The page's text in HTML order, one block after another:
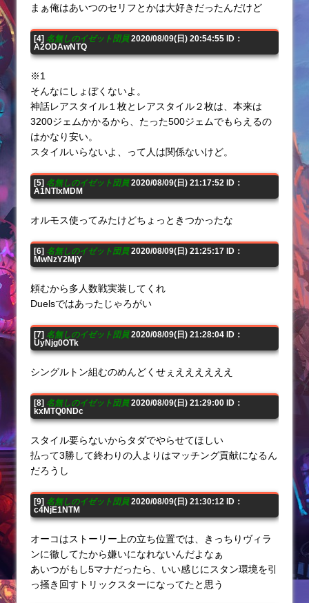
まぁ俺はあいつのセリフとかは大好きだったんだけど
[4] 名無しのイゼット団員2020/08/09(日) 20:54:55 ID：
A2ODAwNTQ
※1
そんなにしょぼくないよ。
神話レアスタイル１枚とレアスタイル２枚は、本来は
3200ジェムかかるから、たった500ジェムでもらえるの
はかなり安い。
スタイルいらないよ、って人は関係ないけど。
[5] 名無しのイゼット団員2020/08/09(日) 21:17:52 ID：
A1NTIxMDM
オルモス使ってみたけどちょっときつかったな
[6] 名無しのイゼット団員2020/08/09(日) 21:25:17 ID：
MwNzY2MjY
頼むから多人数戦実装してくれ
Duelsではあったじゃろがい
[7] 名無しのイゼット団員2020/08/09(日) 21:28:04 ID：
UyNjg0OTk
シングルトン組むのめんどくせぇええええええ
[8] 名無しのイゼット団員2020/08/09(日) 21:29:00 ID：
kxMTQ0NDc
スタイル要らないからタダでやらせてほしい
払って3勝して終わりの人よりはマッチング貢献になるん
だろうし
[9] 名無しのイゼット団員2020/08/09(日) 21:30:12 ID：
c4NjE1NTM
オーコはストーリー上の立ち位置では、きっちりヴィラ
ンに徹してたから嫌いになれないんだよなぁ
あいつがもし5マナだったら、いい感じにスタン環境を引
っ掻き回すトリックスターになってたと思う